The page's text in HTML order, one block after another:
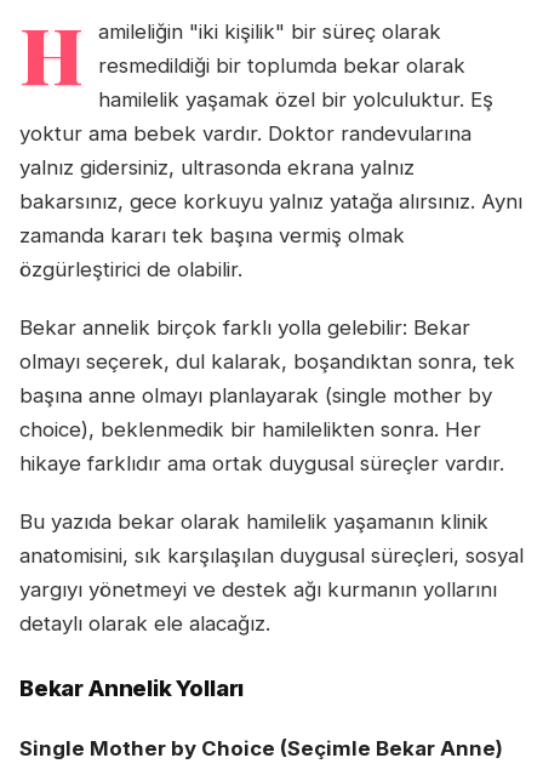
H
amileliğin "iki kişilik" bir süreç olarak
resmedildiği bir toplumda bekar olarak
hamilelik yaşamak özel bir yolculuktur. Eş
yoktur ama bebek vardır. Doktor randevularına
yalnız gidersiniz, ultrasonda ekrana yalnız
bakarsınız, gece korkuyu yalnız yatağa alırsınız. Aynı
zamanda kararı tek başına vermiş olmak
özgürleştirici de olabilir.
Bekar annelik birçok farklı yolla gelebilir: Bekar
olmayı seçerek, dul kalarak, boşandıktan sonra, tek
başına anne olmayı planlayarak (single mother by
choice), beklenmedik bir hamilelikten sonra. Her
hikaye farklıdır ama ortak duygusal süreçler vardır.
Bu yazıda bekar olarak hamilelik yaşamanın klinik
anatomisini, sık karşılaşılan duygusal süreçleri, sosyal
yargıyı yönetmeyi ve destek ağı kurmanın yollarını
detaylı olarak ele alacağız.
Bekar Annelik Yolları
Single Mother by Choice (Seçimle Bekar Anne)